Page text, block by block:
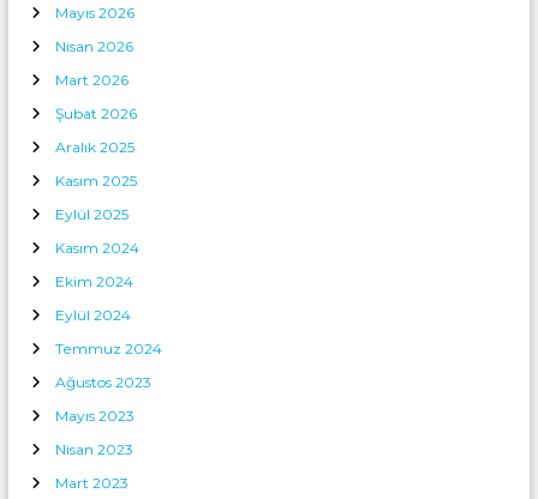
Mayıs 2026
Nisan 2026
Mart 2026
Şubat 2026
Aralık 2025
Kasım 2025
Eylül 2025
Kasım 2024
Ekim 2024
Eylül 2024
Temmuz 2024
Ağustos 2023
Mayıs 2023
Nisan 2023
Mart 2023